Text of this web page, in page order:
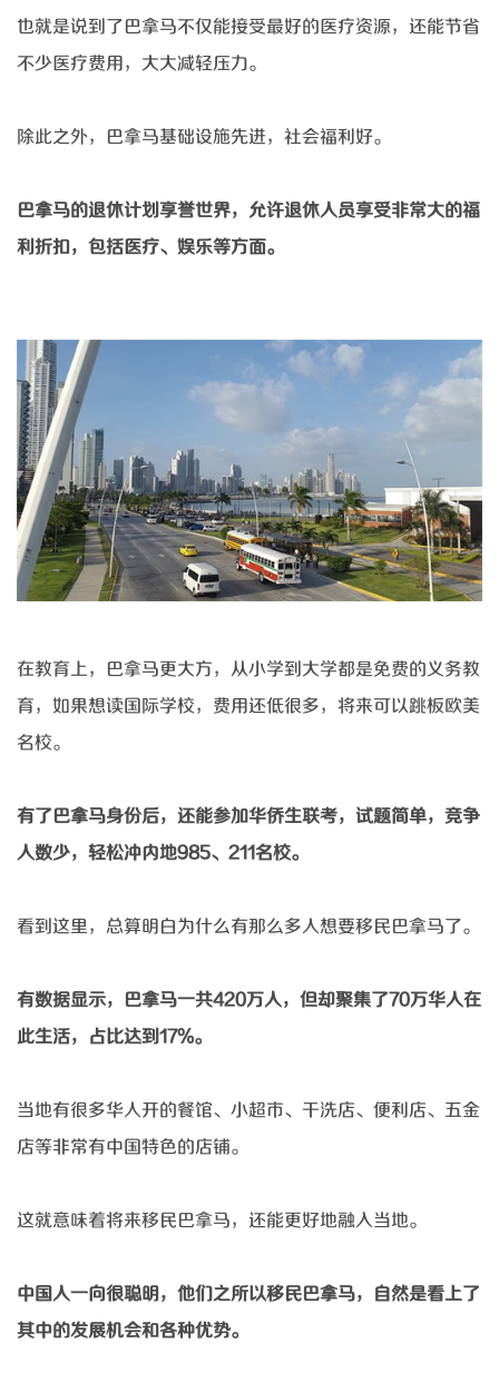
也就是说到了巴拿马不仅能接受最好的医疗资源，还能节省
不少医疗费用，大大减轻压力。
除此之外，巴拿马基础设施先进，社会福利好。
巴拿马的退休计划享誉世界，允许退休人员享受非常大的福
利折扣，包括医疗、娱乐等方面。
在教育上，巴拿马更大方，从小学到大学都是免费的义务教
育，如果想读国际学校，费用还低很多，将来可以跳板欧美
名校。
有了巴拿马身份后，还能参加华侨生联考，试题简单，竞争
人数少，轻松冲内地985、211名校。
看到这里，总算明白为什么有那么多人想要移民巴拿马了。
有数据显示，巴拿马一共420万人，但却聚集了70万华人在
此生活，占比达到17%。
当地有很多华人开的餐馆、小超市、干洗店、便利店、五金
店等非常有中国特色的店铺。
这就意味着将来移民巴拿马，还能更好地融入当地。
中国人一向很聪明，他们之所以移民巴拿马，自然是看上了
其中的发展机会和各种优势。